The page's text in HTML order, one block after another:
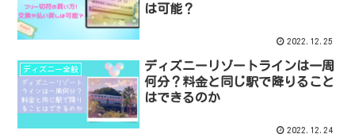
は可能？
2022.12.25
ディズニー全般
ディズニーリゾートラインは一周
何分？料金と同じ駅で降りること
はできるのか
2022.12.24